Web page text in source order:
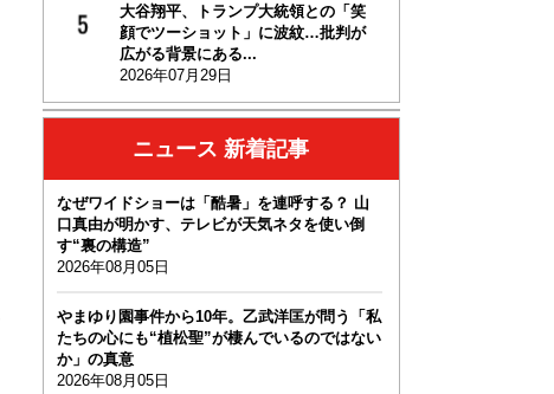
大谷翔平、トランプ大統領との「笑
顔でツーショット」に波紋…批判が
広がる背景にある...
2026年07月29日
ニュース 新着記事
なぜワイドショーは「酷暑」を連呼する？ 山
口真由が明かす、テレビが天気ネタを使い倒
す“裏の構造”
2026年08月05日
やまゆり園事件から10年。乙武洋匡が問う「私
たちの心にも“植松聖”が棲んでいるのではない
か」の真意
2026年08月05日